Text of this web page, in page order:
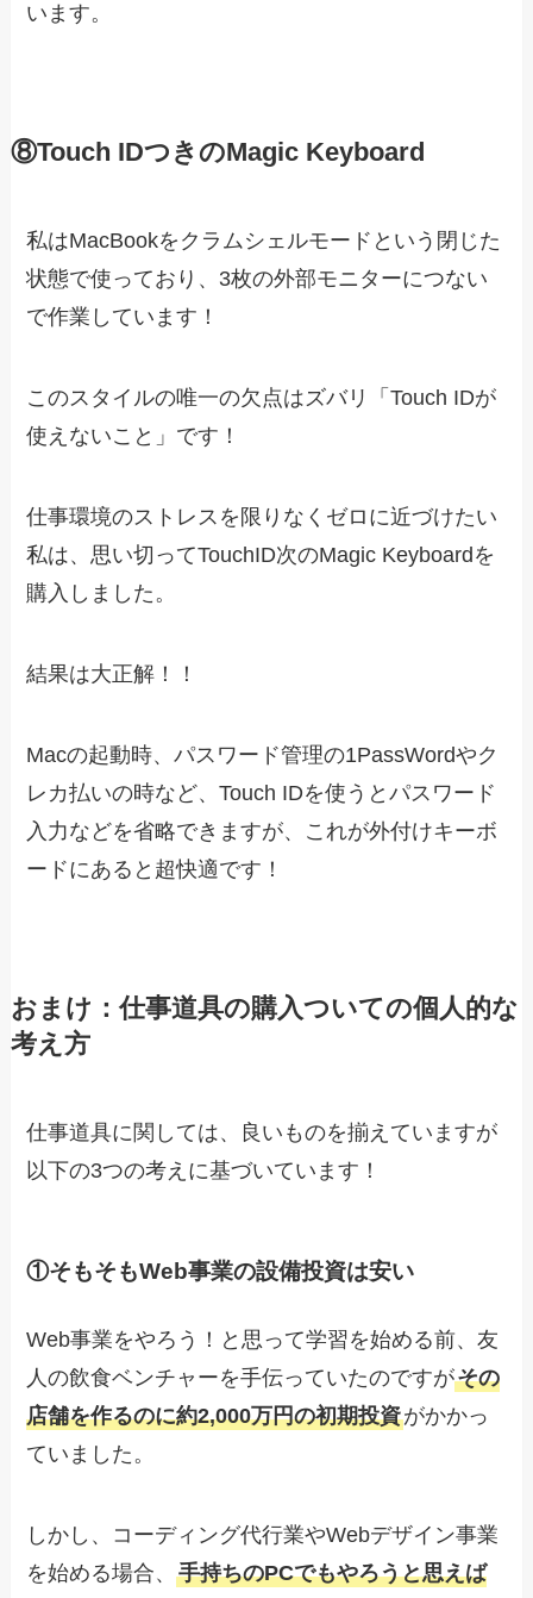
います。
⑧Touch IDつきのMagic Keyboard
私はMacBookをクラムシェルモードという閉じた
状態で使っており、3枚の外部モニターにつない
で作業しています！
このスタイルの唯一の欠点はズバリ「Touch IDが
使えないこと」です！
仕事環境のストレスを限りなくゼロに近づけたい
私は、思い切ってTouchID次のMagic Keyboardを
購入しました。
結果は大正解！！
Macの起動時、パスワード管理の1PassWordやク
レカ払いの時など、Touch IDを使うとパスワード
入力などを省略できますが、これが外付けキーボ
ードにあると超快適です！
おまけ：仕事道具の購入ついての個人的な
考え方
仕事道具に関しては、良いものを揃えていますが
以下の3つの考えに基づいています！
①そもそもWeb事業の設備投資は安い
Web事業をやろう！と思って学習を始める前、友
人の飲食ベンチャーを手伝っていたのですがその
店舗を作るのに約2,000万円の初期投資がかかっ
ていました。
しかし、コーディング代行業やWebデザイン事業
を始める場合、手持ちのPCでもやろうと思えば